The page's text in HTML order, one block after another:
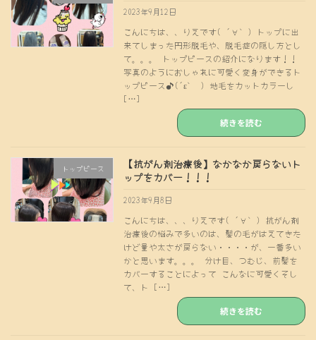
2023年9月12日
こんにちは、、りえです( ´∀｀) トップに出
来てしまった円形脱毛や、脱毛症の隠し方とし
て。。。 トップピースの紹介になります！！
写真のようにおしゃれに可愛く変身ができるト
ップピース♪(´ε｀ ) 地毛をカットカラーし
[…]
続きを読む
トップピース
【抗がん剤治療後】なかなか戻らないト
ップをカバー！！！
2023年9月8日
こんにちは、、、りえです( ´∀｀) 抗がん剤
治療後の悩みで多いのは、髪の毛がはえてきた
けど量や太さが戻らない・・・・が、一番多い
かと思います。。。 分け目、つむじ、前髪を
カバーすることによって こんなに可愛くそし
て、ト […]
続きを読む